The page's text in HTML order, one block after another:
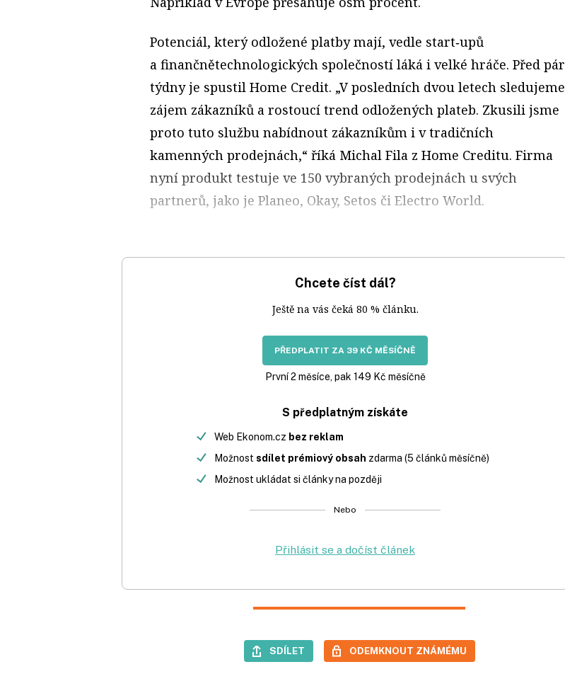
Potenciál, který odložené platby mají, vedle start‑upů
a finančnětechnologických společností láká i velké hráče. Před pár
týdny je spustil Home Credit. „V posledních dvou letech sledujeme
zájem zákazníků a rostoucí trend odložených plateb. Zkusili jsme
proto tuto službu nabídnout zákazníkům i v tradičních
kamenných prodejnách,“ říká Michal Fila z Home Creditu. Firma
nyní produkt testuje ve 150 vybraných prodejnách u svých
partnerů, jako je Planeo, Okay, Setos či Electro World.
Chcete číst dál?
Ještě na vás čeká 80 % článku.
PŘEDPLATIT ZA 39 KČ MĚSÍČNĚ
První 2 měsíce, pak 149 Kč měsíčně
S předplatným získáte
Web Ekonom.cz bez reklam
Možnost sdílet prémiový obsah zdarma (5 článků měsíčně)
Možnost ukládat si články na později
Nebo
Přihlásit se a dočíst článek
SDÍLET ODEMKNOUT ZNÁMÉMU